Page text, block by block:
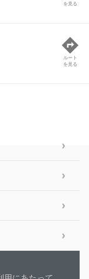
を見る
ルート
を見る